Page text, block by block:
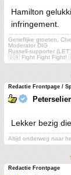
Hamilton
infringement.
Gerieflijke groeten,
Moderator DIG
Russell-supporter
🇺🇦 Fight Fight Fight!
Redactie Frontpage /
Lekker bezig
Altijd onderweg naar
Redactie Frontpage